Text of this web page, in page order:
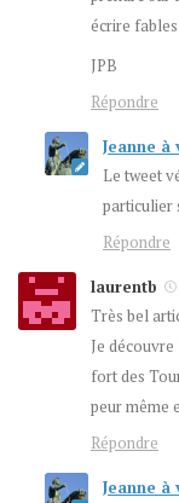
écrire
JPB
Répondre
Jeanne à
Le tweet
particulier
Répondre
laurentb
Très bel
Je
fort des
peur même
Répondre
Jeanne à